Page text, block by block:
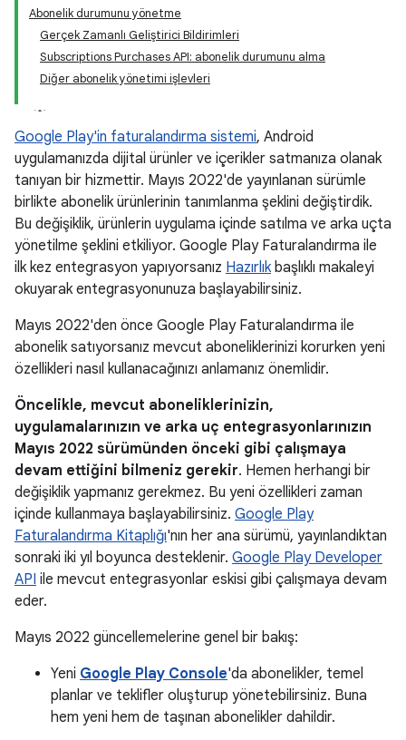
Abonelik durumunu yönetme
Gerçek Zamanlı Geliştirici Bildirimleri
Subscriptions Purchases API: abonelik durumunu alma
Diğer abonelik yönetimi işlevleri
Google Play'in faturalandırma sistemi, Android
uygulamanızda dijital ürünler ve içerikler satmanıza olanak
tanıyan bir hizmettir. Mayıs 2022'de yayınlanan sürümle
birlikte abonelik ürünlerinin tanımlanma şeklini değiştirdik.
Bu değişiklik, ürünlerin uygulama içinde satılma ve arka uçta
yönetilme şeklini etkiliyor. Google Play Faturalandırma ile
ilk kez entegrasyon yapıyorsanız Hazırlıkbaşlıklı makaleyi
okuyarak entegrasyonunuza başlayabilirsiniz.
Mayıs 2022'den önce Google Play Faturalandırma ile
abonelik satıyorsanız mevcut aboneliklerinizi korurken yeni
özellikleri nasıl kullanacağınızı anlamanız önemlidir.
Öncelikle, mevcut aboneliklerinizin,
uygulamalarınızın ve arka uç entegrasyonlarınızın
Mayıs 2022 sürümünden önceki gibi çalışmaya
devam ettiğini bilmeniz gerekir. Hemen herhangi bir
değişiklik yapmanız gerekmez. Bu yeni özellikleri zaman
içinde kullanmaya başlayabilirsiniz. Google Play
Faturalandırma Kitaplığı'nın her ana sürümü, yayınlandıktan
sonraki iki yıl boyunca desteklenir. Google Play Developer
API ile mevcut entegrasyonlar eskisi gibi çalışmaya devam
eder.
Mayıs 2022 güncellemelerine genel bir bakış:
Yeni Google Play Console'da abonelikler, temel
planlar ve teklifler oluşturup yönetebilirsiniz. Buna
hem yeni hem de taşınan abonelikler dahildir.